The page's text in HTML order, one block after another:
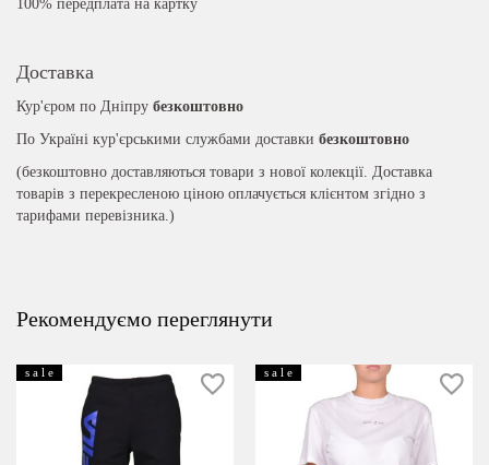
100% передплата на картку
Доставка
Кур'єром по Дніпру безкоштовно
По Україні кур'єрськими службами доставки безкоштовно
(безкоштовно доставляються товари з нової колекції. Доставка
товарів з перекресленою ціною оплачується клієнтом згідно з
тарифами перевізника.)
Рекомендуємо переглянути
s a l e s a l e